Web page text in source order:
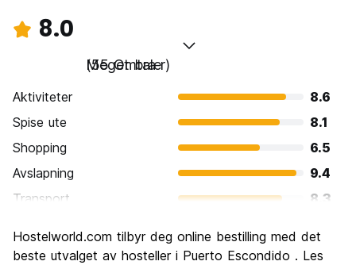
8.0
Meget bra
(55 Omtaler)
Aktiviteter
8.6
Spise ute
8.1
Shopping
6.5
Avslapning
9.4
Transport
8.3
Kultur
6.9
Hostelworld.com tilbyr deg online bestilling med det
beste utvalget av hosteller i Puerto Escondido . Les